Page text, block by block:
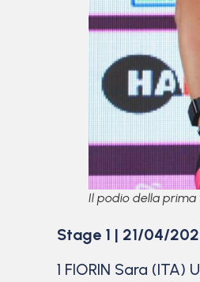
Il podio della prima
Stage 1 | 21/04/
1 FIORIN Sara (ITA)